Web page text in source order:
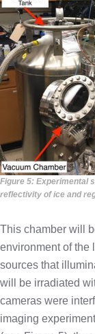
Figure 5: Experimental
reflectivity of ice and
This chamber will
environment of the
sources that
will be irradiated
cameras were
imaging